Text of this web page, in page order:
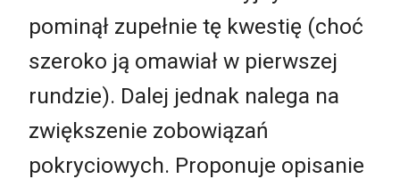
pominął zupełnie tę kwestię (choć
szeroko ją omawiał w pierwszej
rundzie). Dalej jednak nalega na
zwiększenie zobowiązań
pokryciowych. Proponuje opisanie